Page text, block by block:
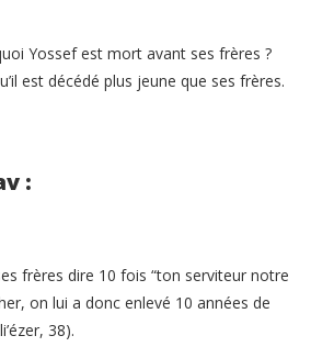
Yossef est mort avant ses frères ?
est décédé plus jeune que ses frères.
:
frères dire 10 fois “ton serviteur notre
on lui a donc enlevé 10 années de
38).